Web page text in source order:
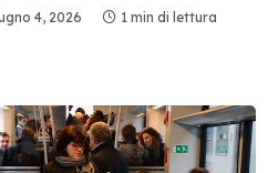
4, 2026 1 min di lettura